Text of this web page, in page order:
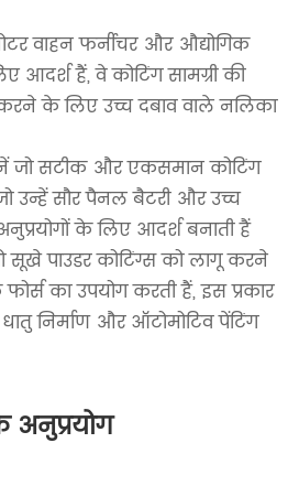
वाहन फर्नीचर और औद्योगिक
आदर्श हैं, वे कोटिंग सामग्री की
के लिए उच्च दबाव वाले नलिका
जो सटीक और एकसमान कोटिंग
उन्हें सौर पैनल बैटरी और उच्च
के लिए आदर्श बनाती हैं
सूखे पाउडर कोटिंग्स को लागू करने
का उपयोग करती हैं, इस प्रकार
निर्माण और ऑटोमोटिव पेंटिंग
अनुप्रयोग